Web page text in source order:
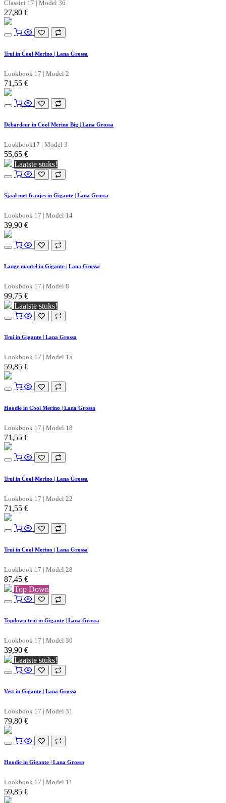
Classici 17 | Model 36
27,80 €
Trui in Cool Merino | Lana Grossa
Lookbook 17 | Model 2
71,55 €
Debardeur in Cool Merino Big | Lana Grossa
Lookbook17 | Model 3
55,65 €
Laatste stuks!
Sjaal met franjes in Gigante | Lana Grossa
Lookbook 17 | Model 14
39,90 €
Lange mantel in Gigante | Lana Grossa
Lookbook 17 | Model 8
99,75 €
Laatste stuks!
Trui in Gigante | Lana Grossa
Lookbook 17 | Model 15
59,85 €
Hoodie in Cool Merino | Lana Grossa
Lookbook 17 | Model 18
71,55 €
Trui in Cool Merino | Lana Grossa
Lookbook 17 | Model 22
71,55 €
Trui in Cool Merino | Lana Grossa
Lookbook 17 | Model 28
87,45 €
Top Down
Topdown trui in Gigante | Lana Grossa
Lookbook 17 | Model 30
39,90 €
Laatste stuks!
Vest in Gigante | Lana Grossa
Lookbook 17 | Model 31
79,80 €
Hoodie in Gigante | Lana Grossa
Lookbook 17 | Model 11
59,85 €